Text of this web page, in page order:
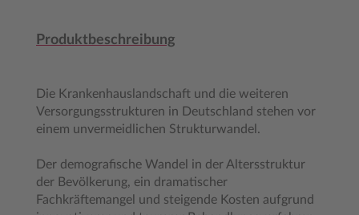
Produktbeschreibung
Die Krankenhauslandschaft und die weiteren
Versorgungsstrukturen in Deutschland stehen vor
einem unvermeidlichen Strukturwandel.
Der demografische Wandel in der Altersstruktur
der Bevölkerung, ein dramatischer
Fachkräftemangel und steigende Kosten aufgrund